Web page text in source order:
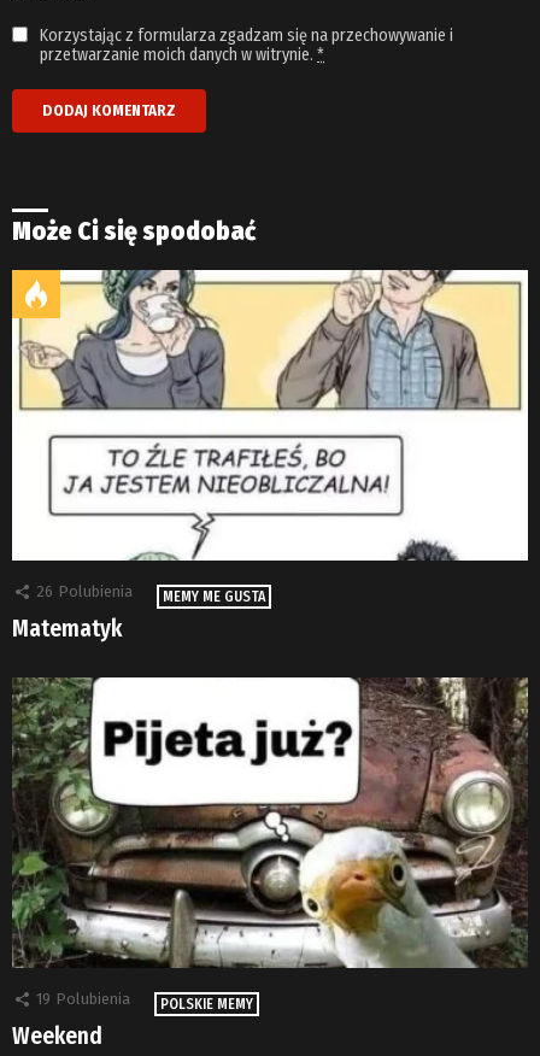
Korzystając z formularza zgadzam się na przechowywanie i
przetwarzanie moich danych w witrynie. *
Może Ci się spodobać
26 Polubienia MEMY ME GUSTA
Matematyk
19 Polubienia POLSKIE MEMY
Weekend